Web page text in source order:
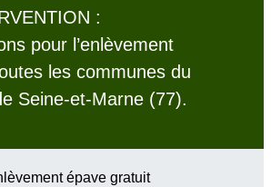
:
pour l’enlèvement
les communes du
Seine-et-Marne (77).
épave gratuit